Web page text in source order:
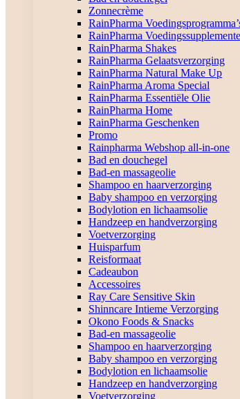
Zonnecrème
RainPharma
RainPharma
RainPharma Shakes
RainPharma Gelaatsverzorging
RainPharma Natural Make Up
RainPharma Aroma Special
RainPharma Essentiële Olie
RainPharma Home
RainPharma Geschenken
Promo
Rainpharma Webshop all-in-one
Bad en douchegel
Bad-en massageolie
Shampoo en haarverzorging
Baby shampoo en verzorging
Bodylotion en lichaamsolie
Handzeep en handverzorging
Voetverzorging
Huisparfum
Reisformaat
Cadeaubon
Accessoires
Ray Care Sensitive Skin
Shinncare Intieme Verzorging
Okono Foods & Snacks
Bad-en massageolie
Shampoo en haarverzorging
Baby shampoo en verzorging
Bodylotion en lichaamsolie
Handzeep en handverzorging
Voetverzorging